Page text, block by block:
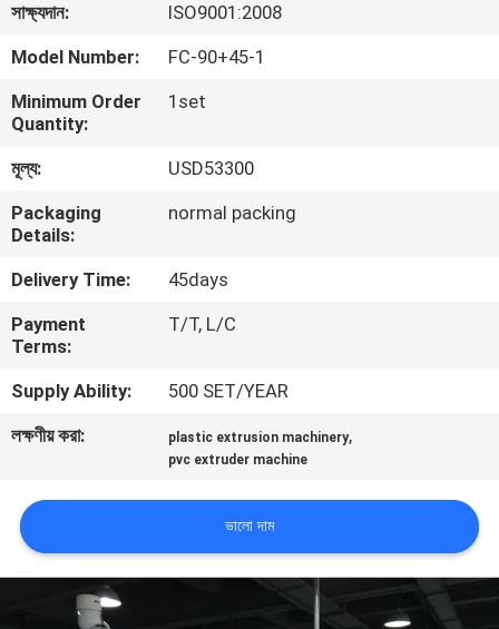
ভিআর
শো
আমাদের
সম্পর্কে
কারখানা
পরিদর্শন
গুণমান
নিয়ন্ত্রণ
সাথে
যোগাযোগ
সাক্ষ্যদান:
ISO9001:2008
Model Number:
FC-90+45-1
Minimum Order
Quantity:
1set
মূল্য:
USD53300
Packaging
Details:
normal packing
Delivery Time:
45days
Payment
Terms:
T/T, L/C
Supply Ability:
500 SET/YEAR
লক্ষণীয় করা:
plastic extrusion machinery,
pvc extruder machine
ভালো দাম